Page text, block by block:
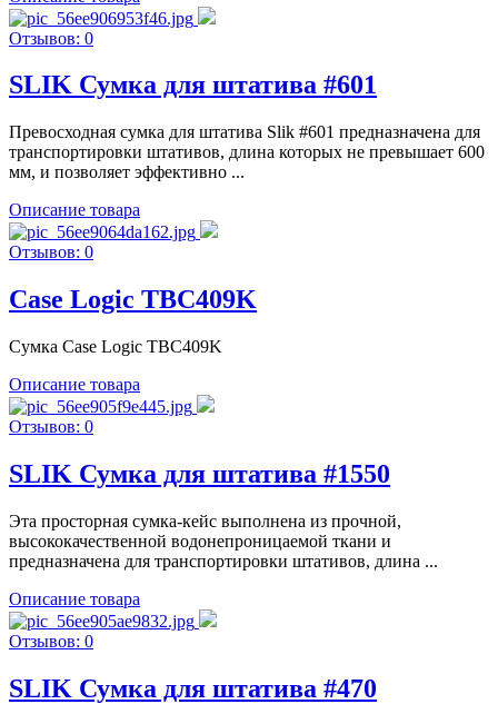
Отзывов: 0
SLIK Сумка для штатива #601
Превосходная сумка для штатива Slik #601 предназначена для
транспортировки штативов, длина которых не превышает 600
мм, и позволяет эффективно ...
Описание товара
Отзывов: 0
Case Logic TBC409K
Сумка Case Logic TBC409K
Описание товара
Отзывов: 0
SLIK Сумка для штатива #1550
Эта просторная сумка-кейс выполнена из прочной,
высококачественной водонепроницаемой ткани и
предназначена для транспортировки штативов, длина ...
Описание товара
Отзывов: 0
SLIK Сумка для штатива #470